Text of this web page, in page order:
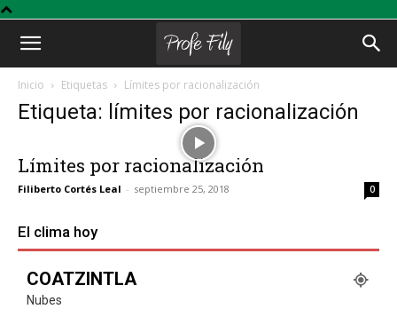
Profe
Inicio Etiquetas Límites por racionalización
Etiqueta: límites por racionalización
Límites por racionalización
Filiberto Cortés Leal - septiembre 25, 2018 0
El clima hoy
COATZINTLA
Nubes